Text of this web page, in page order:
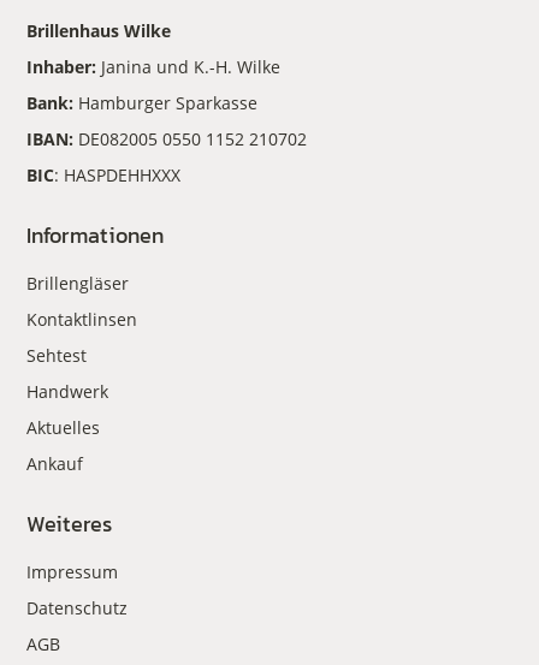
Brillenhaus Wilke
Inhaber: Janina und K.-H. Wilke
Bank: Hamburger Sparkasse
IBAN: DE082005 0550 1152 210702
BIC: HASPDEHHXXX
Informationen
Brillengläser
Kontaktlinsen
Sehtest
Handwerk
Aktuelles
Ankauf
Weiteres
Impressum
Datenschutz
AGB